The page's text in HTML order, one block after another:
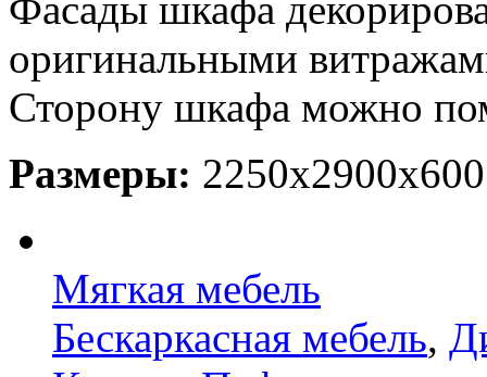
оригинальными
Сторону шкафа можно
Размеры:
Мягкая мебель
Бескаркасная мебель,